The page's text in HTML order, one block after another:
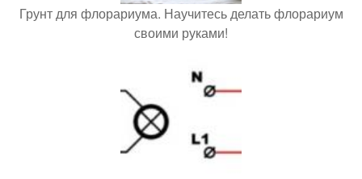
Грунт для флорариума. Научитесь делать флорариум
своими руками!